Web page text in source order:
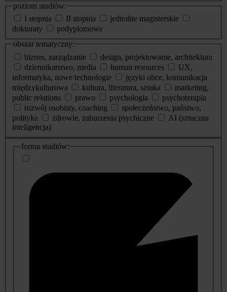
poziom studiów:
I stopnia
II stopnia
jednolite magisterskie
doktoraty
podyplomowe
obszar tematyczny:
biznes, zarządzanie
design, projektowanie, architektura
dziennikarstwo, media
human resources
UX,
informatyka, nowe technologie
języki obce, komunikacja
międzykulturowa
kultura, literatura, sztuka
marketing,
public relations
prawo psychologia
psychoterapia
rozwój osobisty, coaching
społeczeństwo, państwo,
polityka
zdrowie, zaburzenia psychiczne
AI (sztuczna
inteligencja)
dodatkowe
informacje
forma studiów: